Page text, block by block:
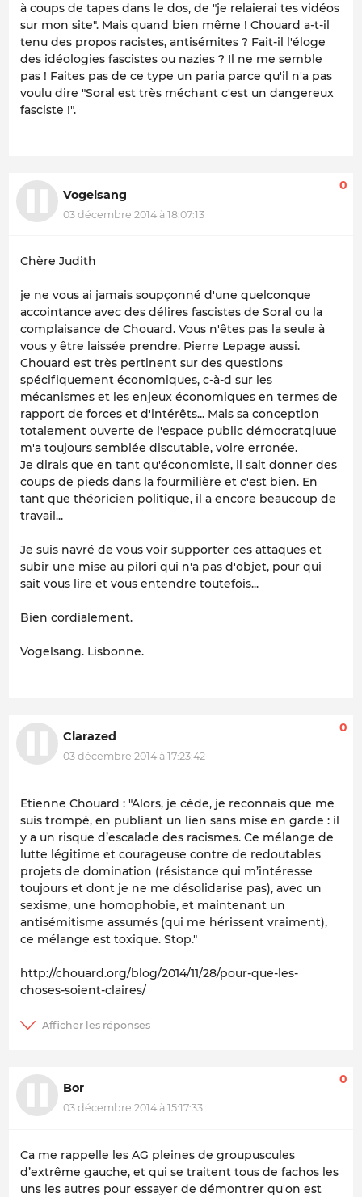
à coups de tapes dans le dos, de "je relaierai tes vidéos
sur mon site". Mais quand bien même ! Chouard a-t-il
tenu des propos racistes, antisémites ? Fait-il l'éloge
des idéologies fascistes ou nazies ? Il ne me semble
pas ! Faites pas de ce type un paria parce qu'il n'a pas
voulu dire "Soral est très méchant c'est un dangereux
fasciste !".
Vogelsang
03 décembre 2014 à 18:07:13
0
Chère Judith
je ne vous ai jamais soupçonné d'une quelconque
accointance avec des délires fascistes de Soral ou la
complaisance de Chouard. Vous n'êtes pas la seule à
vous y être laissée prendre. Pierre Lepage aussi.
Chouard est très pertinent sur des questions
spécifiquement économiques, c-à-d sur les
mécanismes et les enjeux économiques en termes de
rapport de forces et d'intérêts... Mais sa conception
totalement ouverte de l'espace public démocratqiuue
m'a toujours semblée discutable, voire erronée.
Je dirais que en tant qu'économiste, il sait donner des
coups de pieds dans la fourmilière et c'est bien. En
tant que théoricien politique, il a encore beaucoup de
travail...
Je suis navré de vous voir supporter ces attaques et
subir une mise au pilori qui n'a pas d'objet, pour qui
sait vous lire et vous entendre toutefois...
Bien cordialement.
Vogelsang. Lisbonne.
Clarazed
03 décembre 2014 à 17:23:42
0
Etienne Chouard : "Alors, je cède, je reconnais que me
suis trompé, en publiant un lien sans mise en garde : il
y a un risque d’escalade des racismes. Ce mélange de
lutte légitime et courageuse contre de redoutables
projets de domination (résistance qui m’intéresse
toujours et dont je ne me désolidarise pas), avec un
sexisme, une homophobie, et maintenant un
antisémitisme assumés (qui me hérissent vraiment),
ce mélange est toxique. Stop."
http://chouard.org/blog/2014/11/28/pour-que-les-
choses-soient-claires/
Bor
03 décembre 2014 à 15:17:33
0
Ca me rappelle les AG pleines de groupuscules
d’extrême gauche, et qui se traitent tous de fachos les
uns les autres pour essayer de démontrer qu'on est